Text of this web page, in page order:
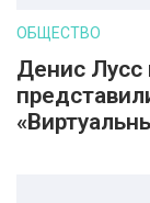
ОБЩЕСТВО
Денис Лусс